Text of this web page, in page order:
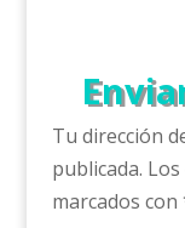
Tu dirección
publicada.
marcados con